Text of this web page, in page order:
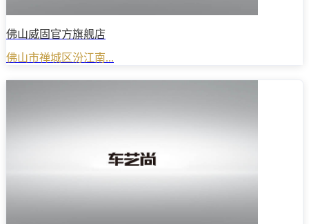
佛山威固官方旗舰店
佛山市禅城区汾江南...